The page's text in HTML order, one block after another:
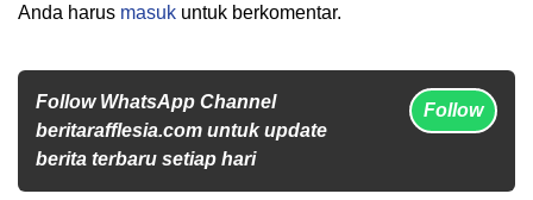
Anda harus masuk untuk berkomentar.
Follow WhatsApp Channel
beritarafflesia.com untuk update
berita terbaru setiap hari
Follow